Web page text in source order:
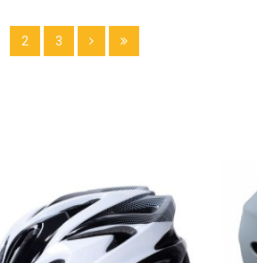
2 3